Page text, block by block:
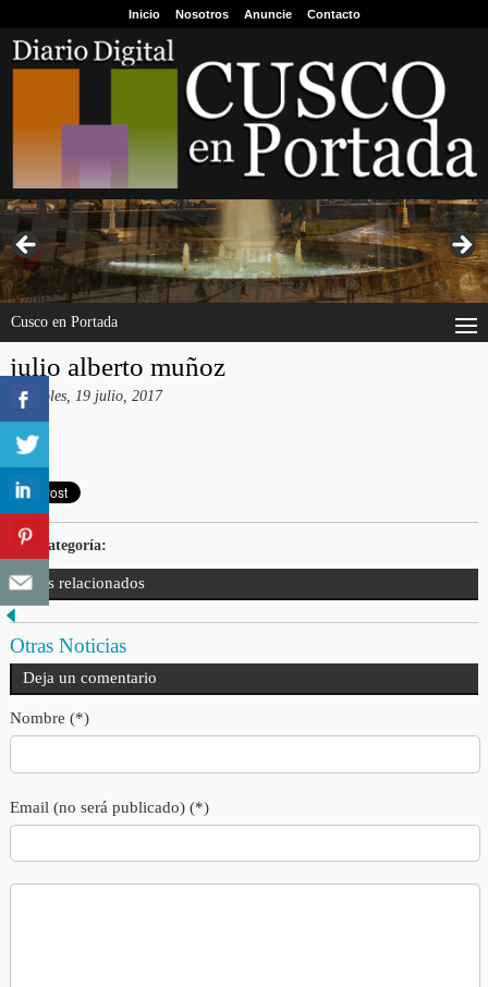
Inicio Nosotros Anuncie Contacto
Cusco en Portada
julio alberto muñoz
miércoles, 19 julio, 2017
Categoría:
Tags relacionados
Otras Noticias
Deja un comentario
Nombre (*)
Email (no será publicado) (*)